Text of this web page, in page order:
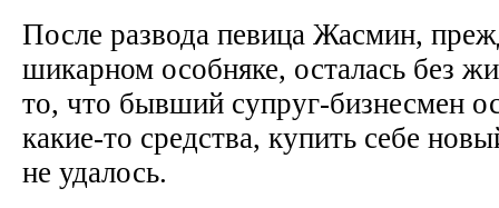
После развода певица Жасмин,
шикарном особняке, осталась без
то, что бывший супруг-бизнесмен
какие-то средства, купить себе
не удалось.